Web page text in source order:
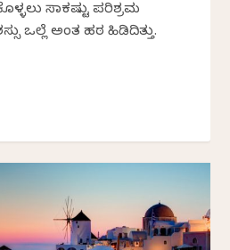
ಸಾಕಷ್ಟು ಪರಿಶ್ರಮ
ಒಲ್ಲೆ ಅಂತ ಹಠ ಹಿಡಿದಿತ್ತು.